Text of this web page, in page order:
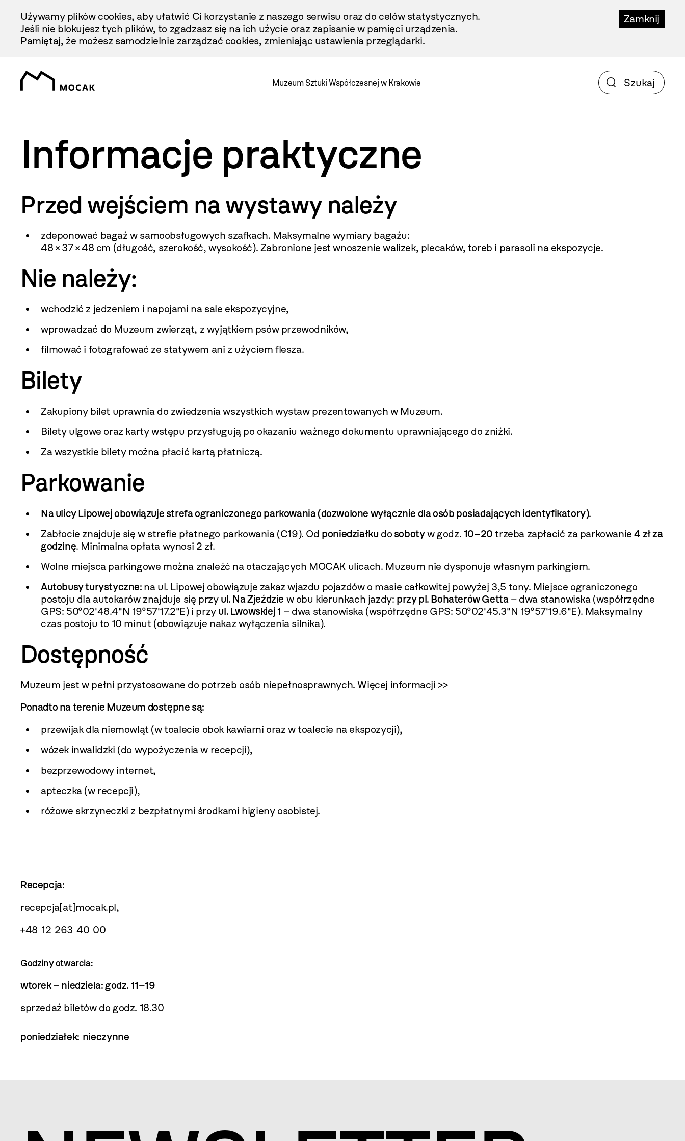
Treści
Zamknij
Używamy plików cookies, aby ułatwić Ci korzystanie z naszego serwisu oraz do celów statystycznych.
Jeśli nie blokujesz tych plików, to zgadzasz się na ich użycie oraz zapisanie w pamięci urządzenia.
Pamiętaj, że możesz samodzielnie zarządzać cookies, zmieniając ustawienia przeglądarki.
Muzeum Sztuki Współczesnej w Krakowie
Informacje praktyczne
Przed wejściem na wystawy należy
zdeponować bagaż w samoobsługowych szafkach. Maksymalne wymiary bagażu:
48 × 37 × 48 cm (długość, szerokość, wysokość). Zabronione jest wnoszenie walizek, plecaków, toreb i parasoli na ekspozycje.
Nie należy:
wchodzić z jedzeniem i napojami na sale ekspozycyjne,
wprowadzać do Muzeum zwierząt, z wyjątkiem psów przewodników,
filmować i fotografować ze statywem ani z użyciem flesza.
Bilety
Zakupiony bilet uprawnia do zwiedzenia wszystkich wystaw prezentowanych w Muzeum.
Bilety ulgowe oraz karty wstępu przysługują po okazaniu ważnego dokumentu uprawniającego do zniżki.
Za wszystkie bilety można płacić kartą płatniczą.
Parkowanie
Na ulicy Lipowej obowiązuje strefa ograniczonego parkowania (dozwolone wyłącznie dla osób posiadających identyfikatory).
Zabłocie znajduje się w strefie płatnego parkowania (C19). Od poniedziałku do sobotyw godz. 10–20 trzeba zapłacić za parkowanie4 zł za
godzinę. Minimalna opłata wynosi 2 zł.
Wolne miejsca parkingowe można znaleźć na otaczających MOCAK ulicach. Muzeum nie dysponuje własnym parkingiem.
Autobusy turystyczne: na ul. Lipowej obowiązuje zakaz wjazdu pojazdów o masie całkowitej powyżej 3,5 tony. Miejsce ograniczonego
postoju dla autokarów znajduje się przy ul. Na Zjeździe w obu kierunkach jazdy: przy pl. Bohaterów Getta– dwa stanowiska (współrzędne
GPS: 50°02'48.4"N 19°57'17.2"E) i przy ul. Lwowskiej 1 – dwa stanowiska (współrzędne GPS: 50°02'45.3"N 19°57'19.6"E). Maksymalny
czas postoju to 10 minut (obowiązuje nakaz wyłączenia silnika).
Dostępność
Muzeum jest w pełni przystosowane do potrzeb osób niepełnosprawnych.Więcej informacji >>
Ponadto na terenie Muzeum dostępne są:
przewijak dla niemowląt (w toalecie obok kawiarni oraz w toalecie na ekspozycji),
wózek inwalidzki (do wypożyczenia w recepcji),
bezprzewodowy internet,
apteczka (w recepcji),
różowe skrzyneczki z bezpłatnymi środkami higieny osobistej.
Recepcja:
recepcja[at]mocak.pl,
+48 12 263 40 00
Godziny otwarcia:
wtorek – niedziela: godz. 11–19
sprzedaż biletów do godz. 18.30
poniedziałek: nieczynne